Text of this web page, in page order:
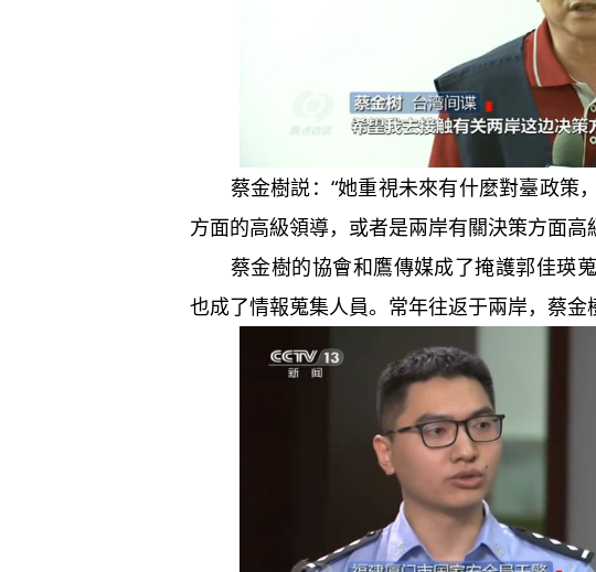
蔡金樹説：“她重視未來有什麼對臺政策
方面的高級領導，或者是兩岸有關決策方面高
蔡金樹的協會和鷹傳媒成了掩護郭佳瑛
也成了情報蒐集人員。常年往返于兩岸，蔡金